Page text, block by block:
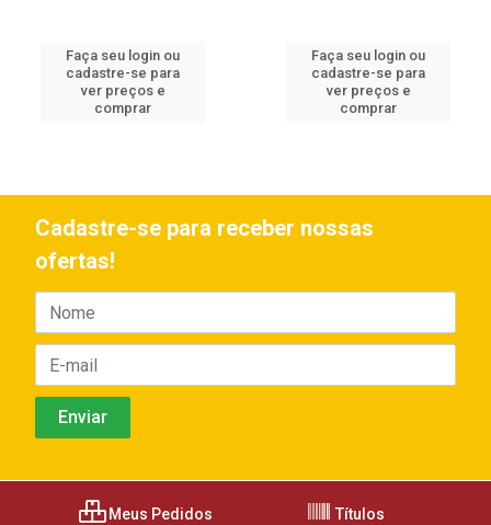
Faça seu login ou
cadastre-se para
ver preços e
comprar
Faça seu login ou
cadastre-se para
ver preços e
comprar
Cadastre-se para receber nossas
ofertas!
Meus Pedidos Títulos